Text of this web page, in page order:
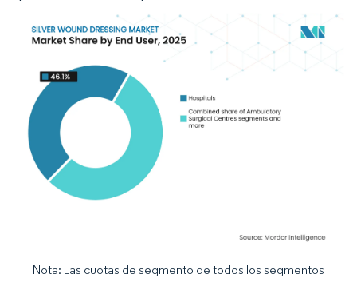
Imagen © Mordor Intelligence. El uso requiere atribución según CC BY 4.0.
Nota: Las cuotas de segmento de todos los segmentos